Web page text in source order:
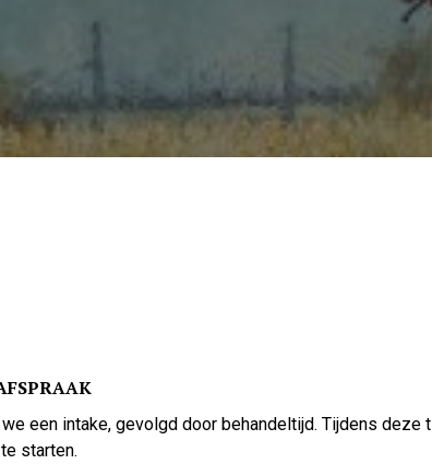
een intake, gevolgd door behandeltijd. Tijdens
starten.